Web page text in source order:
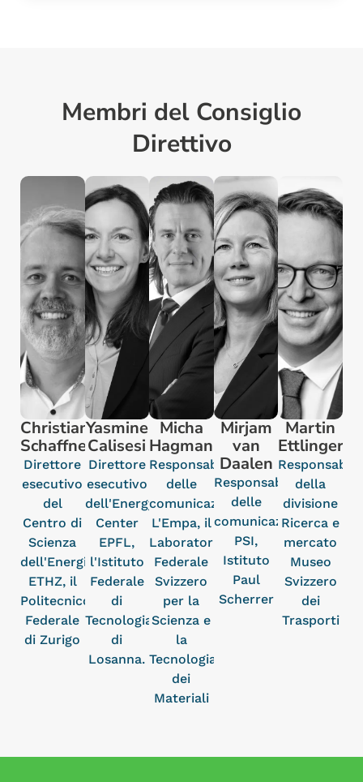
Membri del Consiglio
Direttivo
Christian
Schaffner
Direttore
esecutivo
del
Centro di
Scienza
dell'Energia
ETHZ, il
Politecnico
Federale
di Zurigo
Yasmine
Calisesi
Direttore
esecutivo
dell'Energy
Center
EPFL,
l'Istituto
Federale
di
Tecnologia
di
Losanna.
Micha
Hagmann
Responsabile
delle
comunicazioni
L'Empa, il
Laboratorio
Federale
Svizzero
per la
Scienza e
la
Tecnologia
dei
Materiali
Mirjam
van
Daalen
Responsabile
delle
comunicazioni
PSI,
Istituto
Paul
Scherrer
Martin
Ettlinger
Responsabile
della
divisione
Ricerca e
mercato
Museo
Svizzero
dei
Trasporti